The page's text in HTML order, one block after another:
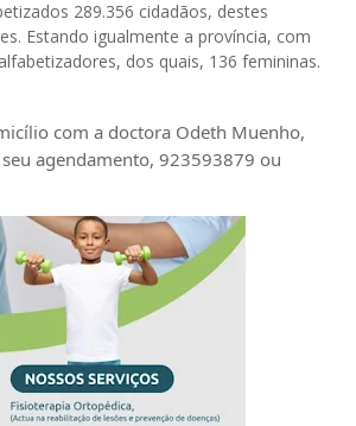
289.356 cidadãos, destes
Estando igualmente a província, com
dos quais, 136 femininas.
com a doctora Odeth Muenho,
agendamento, 923593879 ou